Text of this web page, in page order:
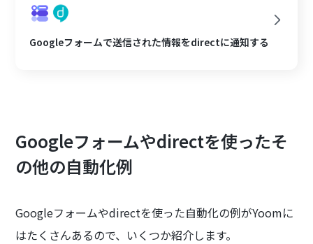
Googleフォームで送信された情報をdirectに通知する
Googleフォームやdirectを使ったそ
の他の自動化例
Googleフォームやdirectを使った自動化の例がYoomに
はたくさんあるので、いくつか紹介します。